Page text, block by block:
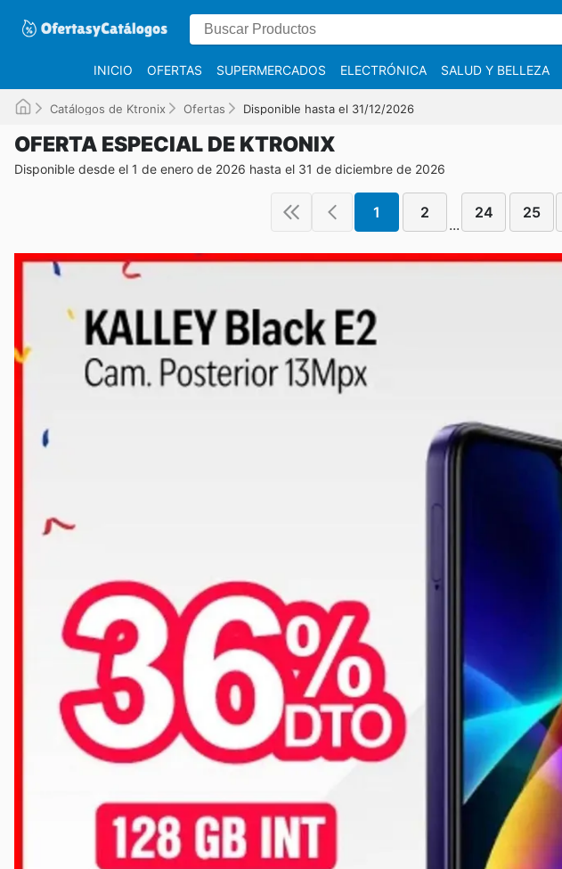
INICIO OFERTAS SUPERMERCADOS ELECTRÓNICA SALUD Y BELLEZA
Catálogos de Ktronix Ofertas Disponible hasta el 31/12/2026
OFERTA ESPECIAL DE KTRONIX
Disponible desde el 1 de enero de 2026 hasta el 31 de diciembre de 2026
1 2
...
24 25